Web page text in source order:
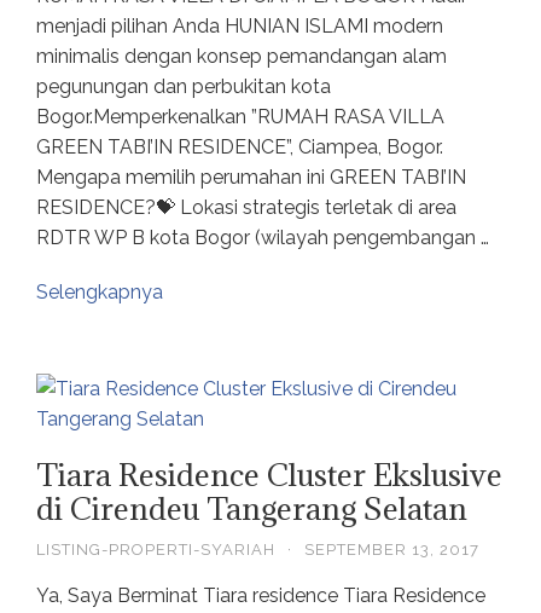
menjadi pilihan Anda HUNIAN ISLAMI modern
minimalis dengan konsep pemandangan alam
pegunungan dan perbukitan kota
Bogor.Memperkenalkan ”RUMAH RASA VILLA
GREEN TABI’IN RESIDENCE”, Ciampea, Bogor.
Mengapa memilih perumahan ini GREEN TABI’IN
RESIDENCE?💝 Lokasi strategis terletak di area
RDTR WP B kota Bogor (wilayah pengembangan …
Selengkapnya
Tiara Residence Cluster Ekslusive
di Cirendeu Tangerang Selatan
LISTING-PROPERTI-SYARIAH · SEPTEMBER 13, 2017
Ya, Saya Berminat Tiara residence Tiara Residence